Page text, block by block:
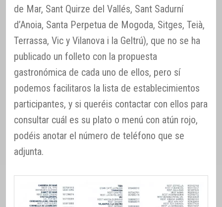
de Mar, Sant Quirze del Vallés, Sant Sadurní
d’Anoia, Santa Perpetua de Mogoda, Sitges, Teià,
Terrassa, Vic y Vilanova i la Geltrú), que no se ha
publicado un folleto con la propuesta
gastronómica de cada uno de ellos, pero sí
podemos facilitaros la lista de establecimientos
participantes, y si queréis contactar con ellos para
consultar cuál es su plato o menú con atún rojo,
podéis anotar el número de teléfono que se
adjunta.